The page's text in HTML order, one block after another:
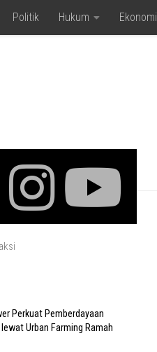
Politik Hukum Ekonomi
Perkuat Pemberdayaan
Urban Farming Ramah